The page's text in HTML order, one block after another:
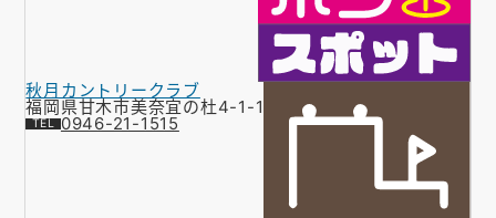
秋月カントリークラブ
福岡県甘木市美奈宜の杜4-1-1
0946-21-1515